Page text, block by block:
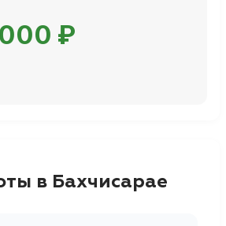
₽
в Бахчисарае